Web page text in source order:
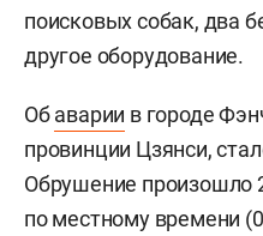
поисковых собак, два
другое оборудование.
Обаварии в городе
провинции Цзянси,
Обрушение произошло
по местному времени